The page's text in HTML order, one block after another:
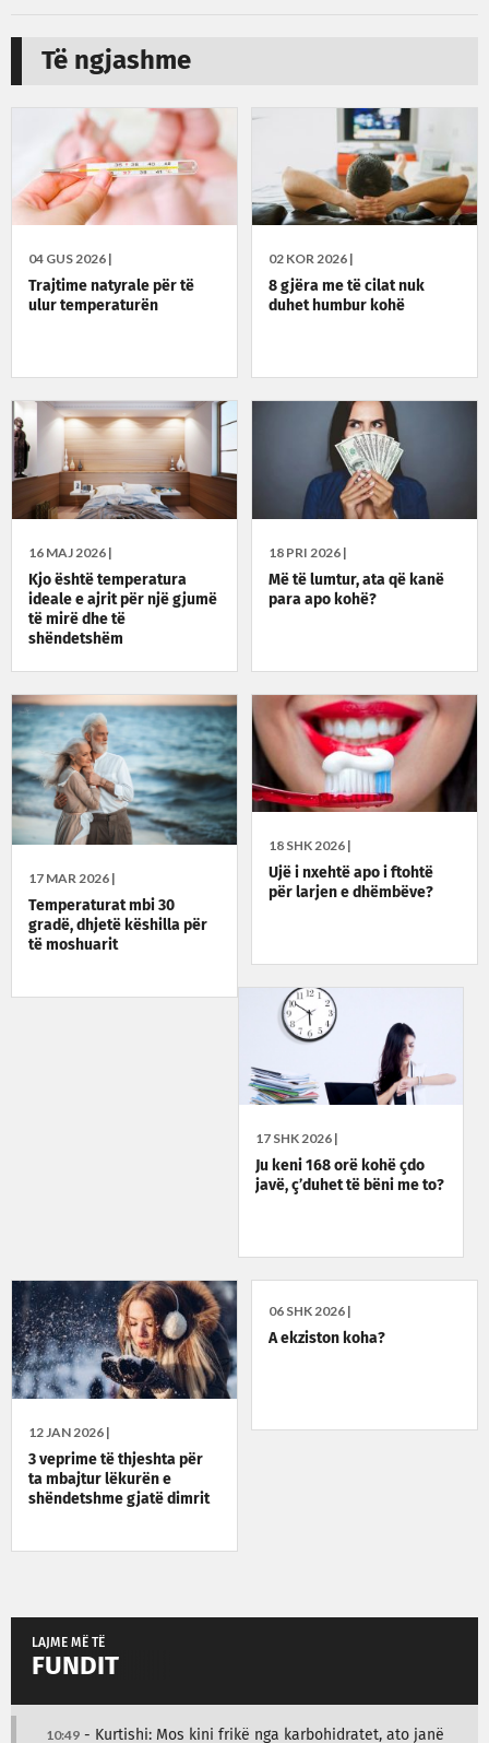
Të ngjashme
04 GUS 2026 |
Trajtime natyrale për të
ulur temperaturën
02 KOR 2026 |
8 gjëra me të cilat nuk
duhet humbur kohë
16 MAJ 2026 |
Kjo është temperatura
ideale e ajrit për një gjumë
të mirë dhe të
shëndetshëm
18 PRI 2026 |
Më të lumtur, ata që kanë
para apo kohë?
17 MAR 2026 |
Temperaturat mbi 30
gradë, dhjetë këshilla për
të moshuarit
18 SHK 2026 |
Ujë i nxehtë apo i ftohtë
për larjen e dhëmbëve?
17 SHK 2026 |
Ju keni 168 orë kohë çdo
javë, ç’duhet të bëni me to?
06 SHK 2026 |
A ekziston koha?
12 JAN 2026 |
3 veprime të thjeshta për
ta mbajtur lëkurën e
shëndetshme gjatë dimrit
LAJME MË TË
FUNDIT
10:49 - Kurtishi: Mos kini frikë nga karbohidratet, ato janë